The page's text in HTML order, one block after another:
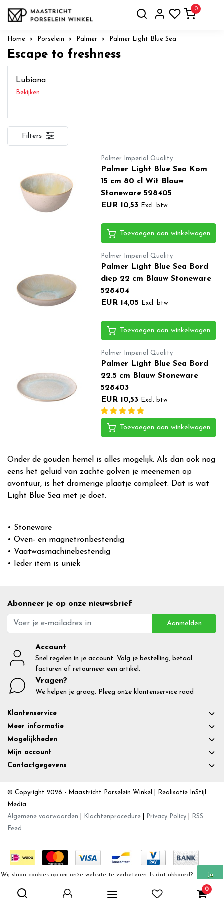
0
Home Porselein Palmer Palmer Light Blue Sea
Escape to freshness
Lubiana
Bekijken
Filters
Palmer Imperial Quality
Palmer Light Blue Sea Kom
15 cm 80 cl Wit Blauw
Stoneware 528405
EUR 10,53
Excl. btw
Toevoegen aan winkelwagen
Palmer Imperial Quality
Palmer Light Blue Sea Bord
diep 22 cm Blauw Stoneware
528404
EUR 14,05
Excl. btw
Toevoegen aan winkelwagen
Palmer Imperial Quality
Palmer Light Blue Sea Bord
22.5 cm Blauw Stoneware
528403
EUR 10,53
Excl. btw
Toevoegen aan winkelwagen
Onder de gouden hemel is alles mogelijk. Als dan ook nog
eens het geluid van zachte golven je meenemen op
avontuur, is het dromerige plaatje compleet. Dat is wat
Light Blue Sea met je doet.
• Stoneware
• Oven- en magnetronbestendig
• Vaatwasmachinebestendig
• Ieder item is uniek
Abonneer je op onze nieuwsbrief
Aanmelden
Account
Snel regelen in je account. Volg je bestelling, betaal
facturen of retourneer een artikel.
Vragen?
We helpen je graag. Pleeg onze klantenservice raad
Klantenservice
Meer informatie
Mogelijkheden
Mijn account
Contactgegevens
© Copyright 2026 - Maastricht Porselein Winkel | Realisatie InStijl
Media
Algemene voorwaarden
Klachtenprocedure Privacy Policy
RSS
Feed
0
Wij slaan cookies op om onze website te verbeteren. Is dat akkoord? Ja
Meer over cookies »